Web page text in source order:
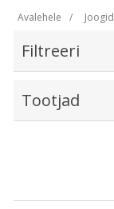
Avalehele / Joogid
Filtreeri
Tootjad